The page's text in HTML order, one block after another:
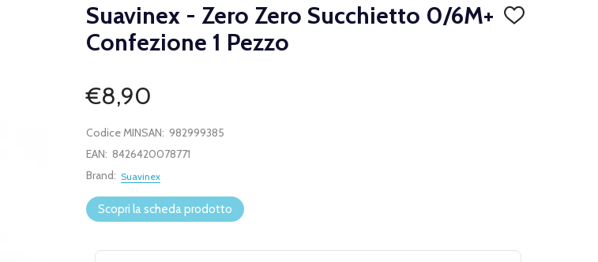
Suavinex - Zero Zero Succhietto 0/6M+
Confezione 1 Pezzo
AGGIUNGI
€8,90
Codice MINSAN: 982999385
EAN: 8426420078771
Brand: Suavinex
Scopri la scheda prodotto